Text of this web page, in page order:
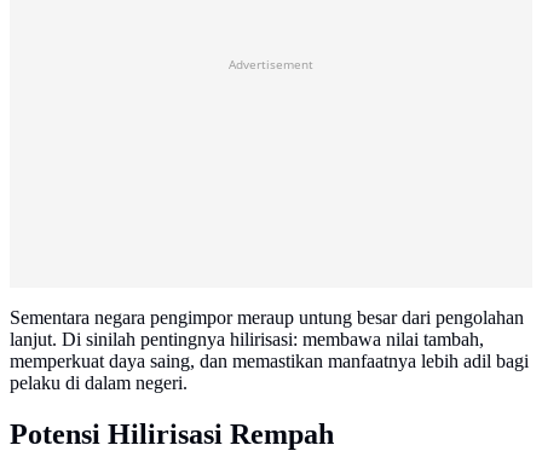
Advertisement
Sementara negara pengimpor meraup untung besar dari pengolahan
lanjut. Di sinilah pentingnya hilirisasi: membawa nilai tambah,
memperkuat daya saing, dan memastikan manfaatnya lebih adil bagi
pelaku di dalam negeri.
Potensi Hilirisasi Rempah